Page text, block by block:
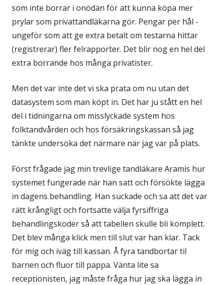
som inte borrar i onödan för att kunna köpa mer
prylar som privattandläkarna gör. Pengar per hål -
ungeför som att ge extra betalt om testarna hittar
(registrerar) fler felrapporter. Det blir nog en hel del
extra borrande hos många privatister.
Men det var inte det vi ska prata om nu utan det
datasystem som man köpt in. Det har ju stått en hel
del i tidningarna om misslyckade system hos
folktandvården och hos försäkringskassan så jag
tänkte undersöka det närmare när jag var på plats.
Först frågade jag min trevlige tandläkare Aramis hur
systemet fungerade när han satt och försökte lägga
in dagens behandling. Han suckade och sa att det var
rätt krångligt och fortsatte välja fyrsiffriga
behandlingskoder så att tabellen skulle bli komplett.
Det blev många klick men till slut var han klar. Tack
för mig och iväg till kassan. Å fyra tandbortar til
barnen och fluor till pappa. Vänta lite sa
receptionisten, jag måste fråga hur jag ska lägga in